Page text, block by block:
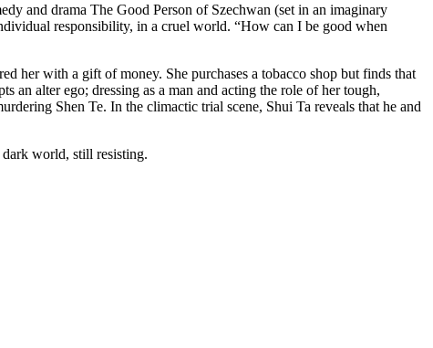
and drama The Good Person of Szechwan (set in an imaginary
responsibility, in a cruel world. “How can I be good when
her with a gift of money. She purchases a tobacco shop but finds that
an alter ego; dressing as a man and acting the role of her tough,
Shen Te. In the climactic trial scene, Shui Ta reveals that he and
dark world, still resisting.